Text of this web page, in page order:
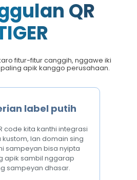
QR
fitur-fitur canggih, nggawe iki
apik kanggo perusahaan.
label putih
code kita kanthi integrasi
lan domain sing
sampeyan bisa nyipta
apik sambil nggarap
sampeyan dhasar.